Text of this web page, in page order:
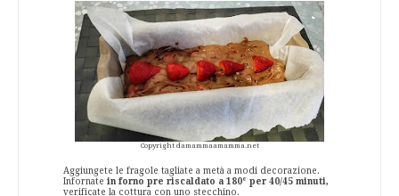
Copyright damammaamamma.net
Aggiungete le fragole tagliate a metà a modi decorazione.
Infornate in forno pre riscaldato a 180° per 40/45 minuti,
verificate la cottura con uno stecchino.